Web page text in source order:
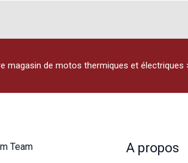
magasin de motos thermiques et électriques
Team A propos